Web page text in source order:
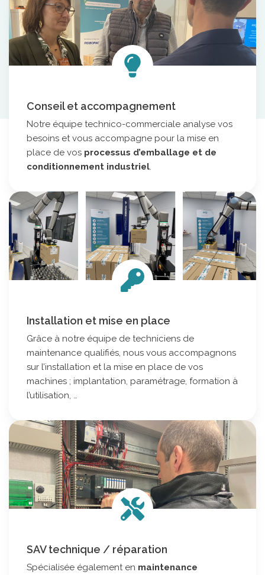
Conseil et accompagnement
Notre équipe technico-commerciale analyse vos
besoins et vous accompagne pour la mise en
place de vos processus d’emballage et de
conditionnement industriel.
Installation et mise en place
Grâce à notre équipe de techniciens de
maintenance qualifiés, nous vous accompagnons
sur l’installation et la mise en place de vos
machines ; implantation, paramétrage, formation à
l’utilisation, …
SAV technique / réparation
Spécialisée également en maintenance
MACHINES ET MATÉRIELS
Banderoleuses
Tables de cerclage
Cercleuses portatives
Imprimantes à jet d’encre
Machines de fermeture agro-alimentaires
Autres matériels pour emballage
MARQUES PARTENAIRES
Universal Robots